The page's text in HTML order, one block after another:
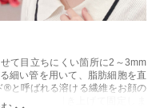
て目立ちにくい箇所に2～3mm
細い管を用いて、脂肪細胞を直
と呼ばれる溶ける繊維をお顔の
内側から引き上げて固定しま